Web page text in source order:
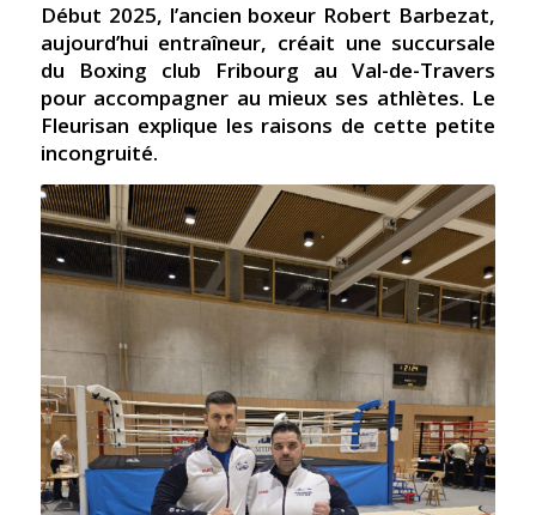
Début 2025, l’ancien boxeur Robert Barbezat,
aujourd’hui entraîneur, créait une succursale
du Boxing club Fribourg au Val-de-Travers
pour accompagner au mieux ses athlètes. Le
Fleurisan explique les raisons de cette petite
incongruité.